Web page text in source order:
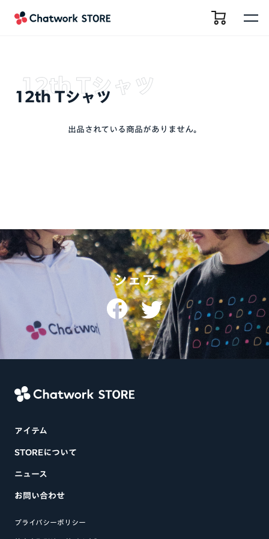
12th Tシャツ
出品されている商品がありません。
シェア
アイテム
STOREについて
ニュース
お問い合わせ
プライバシーポリシー